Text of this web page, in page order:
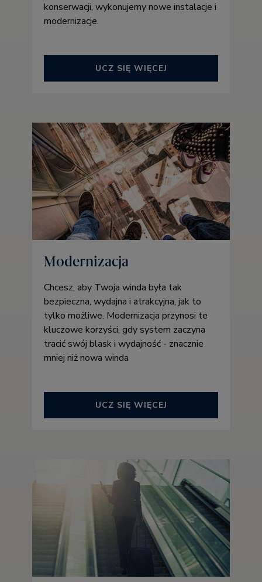
konserwacji, wykonujemy nowe instalacje i
modernizacje.
UCZ SIĘ WIĘCEJ
Modernizacja
Chcesz, aby Twoja winda była tak
bezpieczna, wydajna i atrakcyjna, jak to
tylko możliwe. Modernizacja przynosi te
kluczowe korzyści, gdy system zaczyna
tracić swój blask i wydajność - znacznie
mniej niż nowa winda
UCZ SIĘ WIĘCEJ